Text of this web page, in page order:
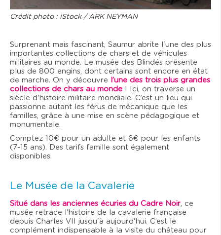
Crédit photo : iStock / ARK NEYMAN
Surprenant mais fascinant, Saumur abrite l'une des plus
importantes collections de chars et de véhicules
militaires au monde. Le musée des Blindés présente
plus de 800 engins, dont certains sont encore en état
de marche. On y découvre l’une des trois plus grandes
collections de chars au monde ! Ici, on traverse un
siècle d'histoire militaire mondiale. C’est un lieu qui
passionne autant les férus de mécanique que les
familles, grâce à une mise en scène pédagogique et
monumentale.
Comptez 10€ pour un adulte et 6€ pour les enfants
(7-15 ans). Des tarifs famille sont également
disponibles.
Le Musée de la Cavalerie
Situé dans les anciennes écuries du Cadre Noir, ce
musée retrace l'histoire de la cavalerie française
depuis Charles VII jusqu'à aujourd'hui. C’est le
complément indispensable à la visite du château pour